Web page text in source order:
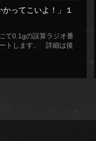
ってこいよ！」１
て0.1gの誤算ラジオ番
トします。 詳細は後